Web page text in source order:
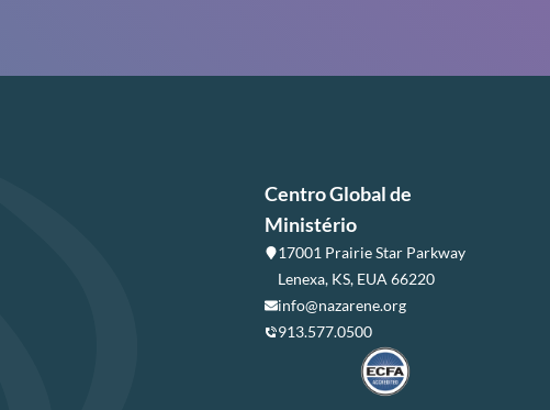
Centro Global de
Ministério
17001 Prairie Star Parkway
Lenexa, KS, EUA 66220
info@nazarene.org
913.577.0500